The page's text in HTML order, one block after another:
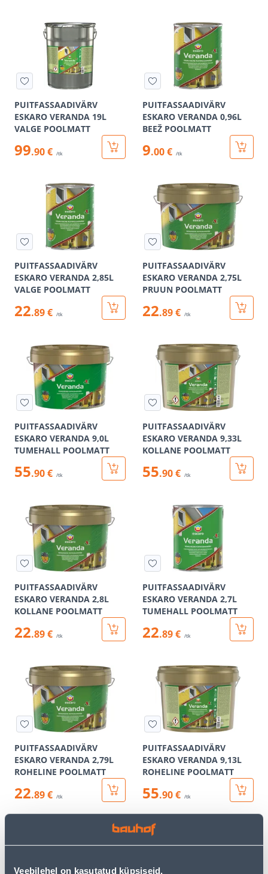
Veebilehel on kasutatud küpsiseid.
PUITFASSAADIVÄRV
ESKARO VERANDA 19L
VALGE POOLMATT
99.90 € /tk
PUITFASSAADIVÄRV
ESKARO VERANDA 0,96L
BEEŽ POOLMATT
9.00 € /tk
PUITFASSAADIVÄRV
ESKARO VERANDA 2,85L
VALGE POOLMATT
22.89 € /tk
PUITFASSAADIVÄRV
ESKARO VERANDA 2,75L
PRUUN POOLMATT
22.89 € /tk
PUITFASSAADIVÄRV
ESKARO VERANDA 9,0L
TUMEHALL POOLMATT
55.90 € /tk
PUITFASSAADIVÄRV
ESKARO VERANDA 9,33L
KOLLANE POOLMATT
55.90 € /tk
PUITFASSAADIVÄRV
ESKARO VERANDA 2,8L
KOLLANE POOLMATT
22.89 € /tk
PUITFASSAADIVÄRV
ESKARO VERANDA 2,7L
TUMEHALL POOLMATT
22.89 € /tk
PUITFASSAADIVÄRV
ESKARO VERANDA 2,79L
ROHELINE POOLMATT
22.89 € /tk
PUITFASSAADIVÄRV
ESKARO VERANDA 9,13L
ROHELINE POOLMATT
55.90 € /tk